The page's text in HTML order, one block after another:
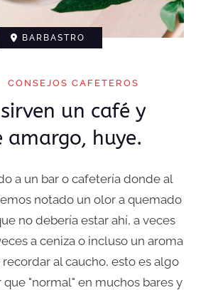
BARBASTRO
CONSEJOS CAFETEROS
un café y
amargo, huye.
a un bar o cafetería donde al
notado un olor a quemado
no debería estar ahí, a veces
a ceniza o incluso un aroma
al caucho, esto es algo
"normal" en muchos bares y